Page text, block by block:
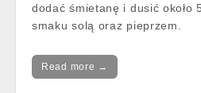
dodać śmietanę i dusić około
smaku solą oraz pieprzem.
Read more →